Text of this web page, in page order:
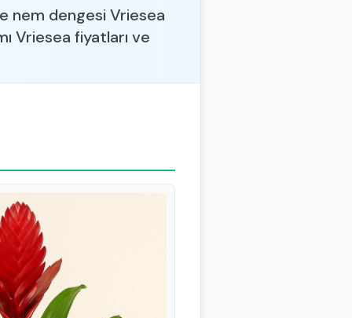
nem dengesi Vriesea
Vriesea fiyatları ve